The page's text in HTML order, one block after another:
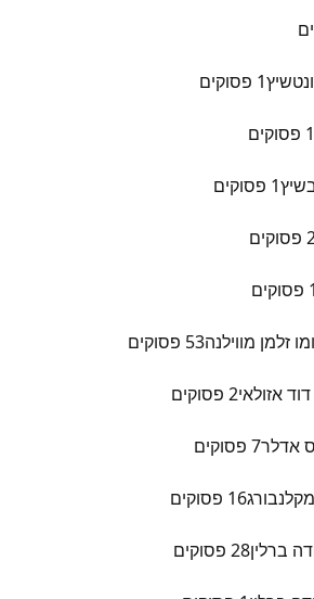
1 פסוקים
פסוקים
1 פסוקים
פסוקים
פסוקים
זלמן מווילנה53 פסוקים
אזולאי2 פסוקים
אדלר7 פסוקים
16 פסוקים
ברלין28 פסוקים